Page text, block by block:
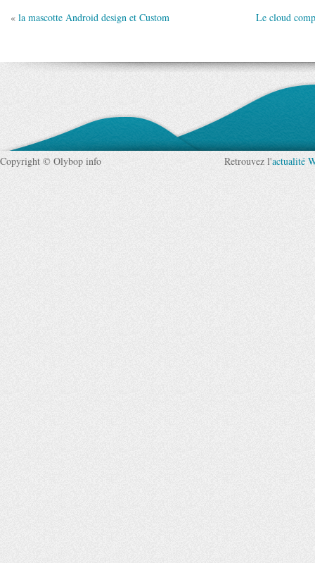
« la mascotte Android design et Custom Le cloud
Copyright © Olybop info Retrouvez l'actualité